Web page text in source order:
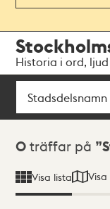
navigationen
huvudinnehållet
Historia i ord,
Sök
Sökresultat
0 träffar på
Visa lista